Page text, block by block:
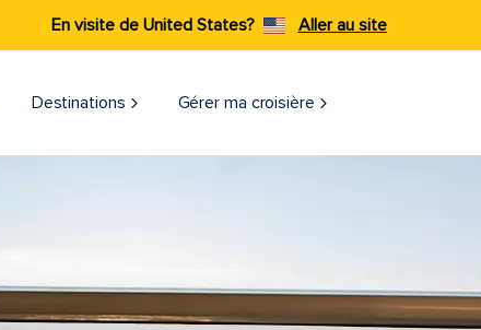
En visite de United States? Aller au site
Destinations Gérer ma croisière​